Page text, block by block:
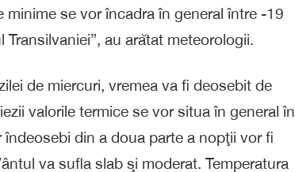
se vor încadra în general între -19
au arătat meteorologii.
de miercuri, vremea va fi deosebit de
valorile termice se vor situa în general în
din a doua parte a nopţii vor fi
va sufla slab şi moderat. Temperatura